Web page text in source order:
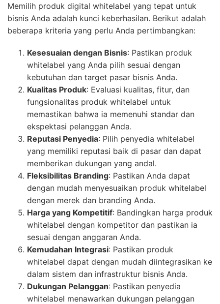
Memilih produk digital whitelabel yang tepat untuk
bisnis Anda adalah kunci keberhasilan. Berikut adalah
beberapa kriteria yang perlu Anda pertimbangkan:
Kesesuaian dengan Bisnis: Pastikan produk
whitelabel yang Anda pilih sesuai dengan
kebutuhan dan target pasar bisnis Anda.
Kualitas Produk: Evaluasi kualitas, fitur, dan
fungsionalitas produk whitelabel untuk
memastikan bahwa ia memenuhi standar dan
ekspektasi pelanggan Anda.
Reputasi Penyedia: Pilih penyedia whitelabel
yang memiliki reputasi baik di pasar dan dapat
memberikan dukungan yang andal.
Fleksibilitas Branding: Pastikan Anda dapat
dengan mudah menyesuaikan produk whitelabel
dengan merek dan branding Anda.
Harga yang Kompetitif: Bandingkan harga produk
whitelabel dengan kompetitor dan pastikan ia
sesuai dengan anggaran Anda.
Kemudahan Integrasi: Pastikan produk
whitelabel dapat dengan mudah diintegrasikan ke
dalam sistem dan infrastruktur bisnis Anda.
Dukungan Pelanggan: Pastikan penyedia
whitelabel menawarkan dukungan pelanggan